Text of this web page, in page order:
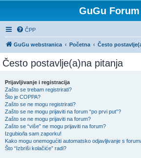
GuGu Forum
ČPP
GuGu webstranica Početna Često
Često postavlje(a)na pitanja
Prijavljivanje i registracija
Zašto se trebam registrirati?
Što je COPPA?
Zašto se ne mogu registrirati?
Zašto se ne mogu prijaviti na forum “po prvi put”?
Zašto se ne mogu prijaviti na forum?
Zašto se “više” ne mogu prijaviti na forum?
Izgubio/la sam zaporku!
Kako mogu onemogućiti automatsko odjavljivanje s
Što “Izbriši kolačiće” radi?